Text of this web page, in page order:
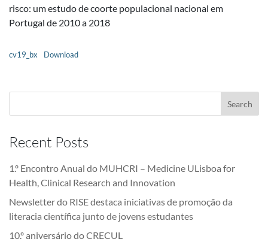
risco: um estudo de coorte populacional nacional em
Portugal de 2010 a 2018
cv19_bx Download
Recent Posts
1.º Encontro Anual do MUHCRI – Medicine ULisboa for
Health, Clinical Research and Innovation
Newsletter do RISE destaca iniciativas de promoção da
literacia científica junto de jovens estudantes
10.º aniversário do CRECUL